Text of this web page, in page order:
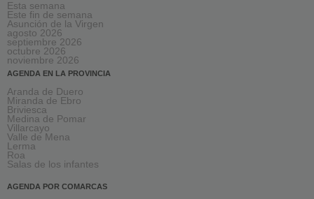
Esta semana
Este fin de semana
Asunción de la Virgen
agosto 2026
septiembre 2026
octubre 2026
noviembre 2026
AGENDA EN LA PROVINCIA
Aranda de Duero
Miranda de Ebro
Briviesca
Medina de Pomar
Villarcayo
Valle de Mena
Lerma
Roa
Salas de los infantes
AGENDA POR COMARCAS